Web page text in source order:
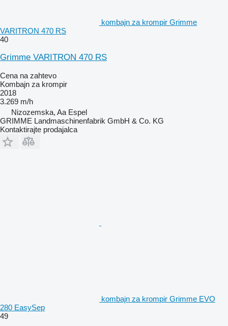
kombajn za krompir Grimme
VARITRON 470 RS
40
Grimme VARITRON 470 RS
Cena na zahtevo
Kombajn za krompir
2018
3.269 m/h
Nizozemska, Aa Espel
GRIMME Landmaschinenfabrik GmbH & Co. KG
Kontaktirajte prodajalca
kombajn za krompir Grimme EVO
280 EasySep
49